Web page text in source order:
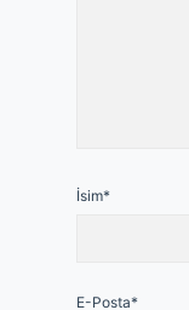
İsim*
E-Posta*